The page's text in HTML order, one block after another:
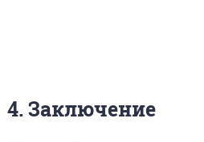
4. Заключение